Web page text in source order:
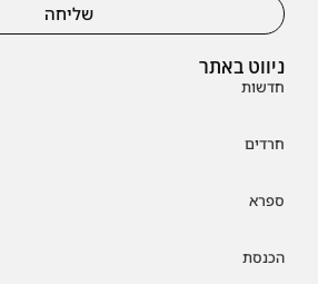
ניווט באתר
חדשות
חרדים
ספרא
הכנסת
שליחה